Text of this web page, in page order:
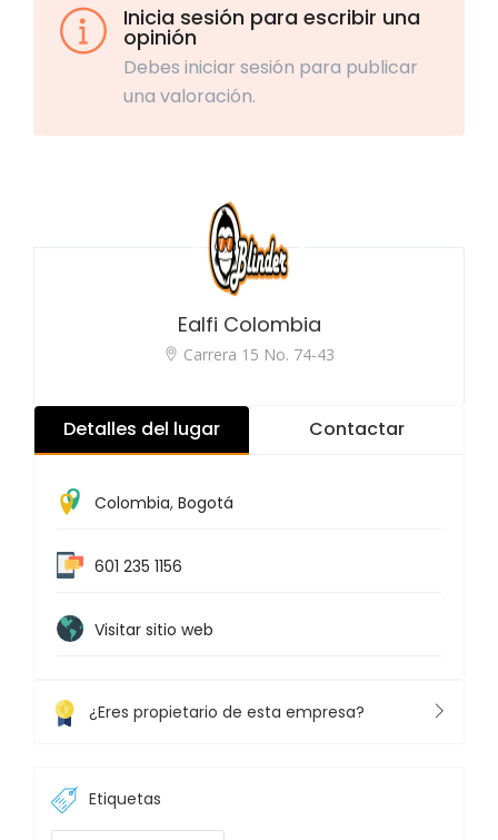
Inicia sesión para escribir una
opinión
Debes iniciar sesión para publicar
una valoración.
Ealfi Colombia
Carrera 15 No. 74-43
Detalles del lugar Contactar
Colombia, Bogotá
601 235 1156
Visitar sitio web
¿Eres propietario de esta empresa?
Etiquetas